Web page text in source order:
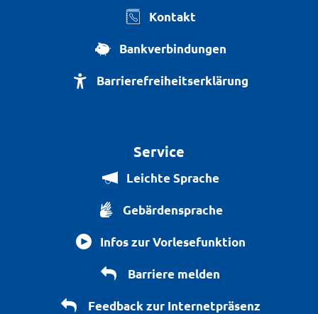
Kontakt
Bankverbindungen
Barrierefreiheitserklärung
Service
Leichte Sprache
Gebärdensprache
Infos zur Vorlesefunktion
Barriere melden
Feedback zur Internetpräsenz